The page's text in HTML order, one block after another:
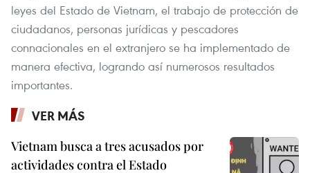
leyes del Estado de Vietnam, el trabajo de protección de
ciudadanos, personas jurídicas y pescadores
connacionales en el extranjero se ha implementado de
manera efectiva, logrando así numerosos resultados
importantes.
VER MÁS
Vietnam busca a tres acusados por
actividades contra el Estado